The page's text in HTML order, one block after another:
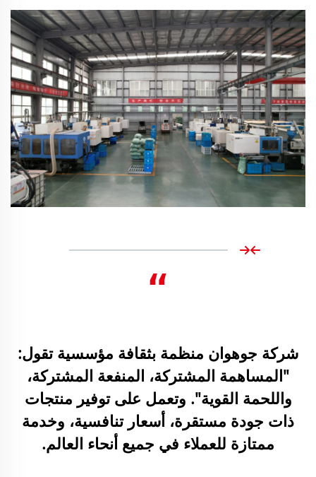
“
شركة جوهوان منظمة بثقافة مؤسسية تقول:
"المساهمة المشتركة، المنفعة المشتركة،
واللحمة القوية". وتعمل على توفير منتجات
ذات جودة مستقرة، أسعار تنافسية، وخدمة
ممتازة للعملاء في جميع أنحاء العالم.